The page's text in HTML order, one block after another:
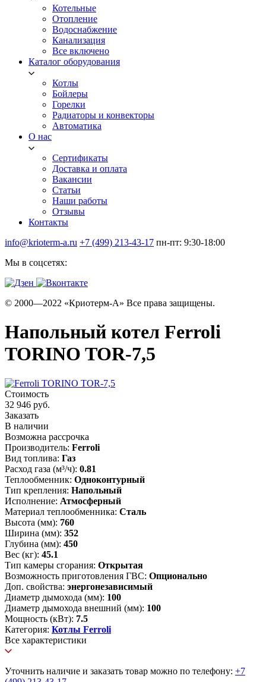
Котельные
Отопление
Водоснабжение
Канализация
Все включено
Каталог оборудования
Котлы
Бойлеры
Горелки
Радиаторы и конвекторы
Автоматика
О нас
Сертификаты
Доставка и оплата
Вакансии
Статьи
Наши работы
Отзывы
Контакты
info@krioterm-a.ru +7 (499) 213-43-17 пн-пт: 9:30-18:00
Мы в соцсетях:
© 2000—2022 «Криотерм-А» Все права защищены.
Напольный котел Ferroli
TORINO TOR-7,5
Стоимость
32 946 руб.
Заказать
В наличии
Возможна рассрочка
Производитель: Ferroli
Вид топлива: Газ
Расход газа (м³/ч): 0.81
Теплообменник: Одноконтурный
Тип крепления: Напольный
Исполнение: Атмосферный
Материал теплообменника: Сталь
Высота (мм): 760
Ширина (мм): 352
Глубина (мм): 450
Вес (кг): 45.1
Тип камеры сгорания: Открытая
Возможность приготовления ГВС: Опционально
Доп. свойства: энергонезависимый
Диаметр дымохода (мм): 100
Диаметр дымохода внешний (мм): 100
Мощность (кВт): 7.5
Категория: Котлы Ferroli
Все характеристики
Уточнить наличие и заказать товар можно по телефону: +7